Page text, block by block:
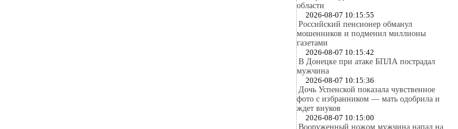
области
2026-08-07 10:15:55
Российский пенсионер обманул
мошенников и подменил миллионы
газетами
2026-08-07 10:15:42
В Донецке при атаке БПЛА пострадал
мужчина
2026-08-07 10:15:36
Дочь Успенской показала чувственное
фото с избранником — мать одобрила и
ждет внуков
2026-08-07 10:15:00
Вооруженный ножом мужчина напал на